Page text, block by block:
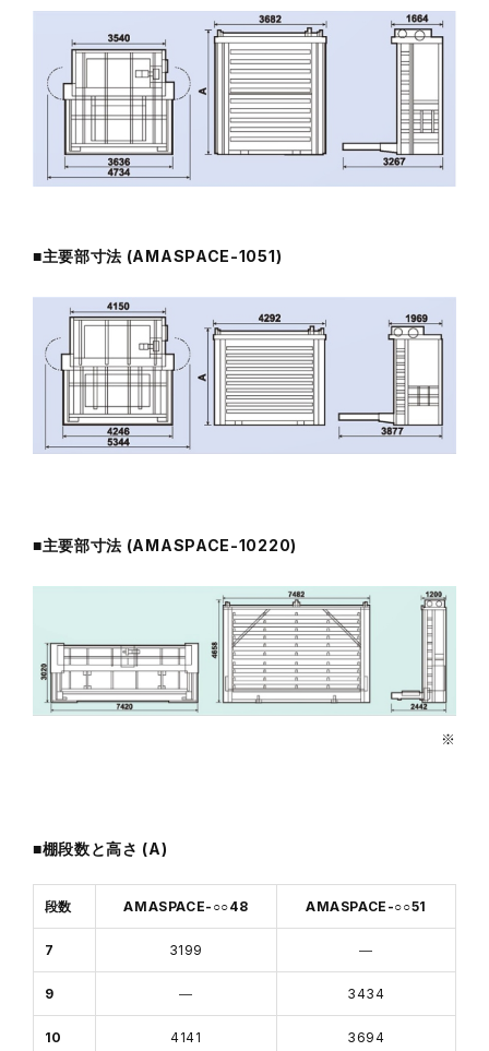
■主要部寸法 (AMASPACE-1051)
■主要部寸法 (AMASPACE-10220)
※
■棚段数と高さ (A)
段数 AMASPACE-○○48 AMASPACE-○○51
7 3199 ―
9 ― 3434
10 4141 3694